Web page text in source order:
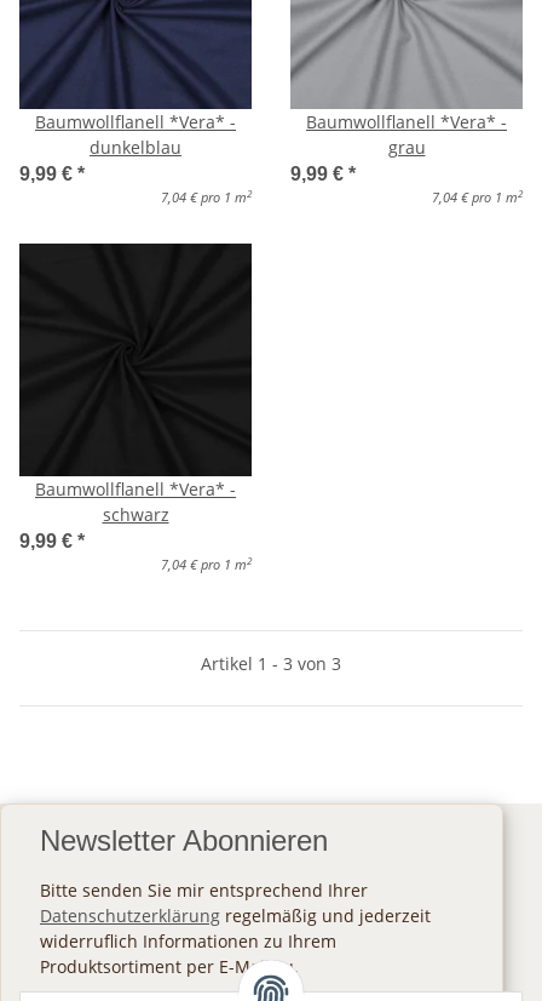
Baumwollflanell *Vera* -
dunkelblau
9,99 € *
7,04 € pro 1 m 2
Baumwollflanell *Vera* -
grau
9,99 € *
7,04 € pro 1 m 2
Baumwollflanell *Vera* -
schwarz
9,99 € *
7,04 € pro 1 m 2
Artikel 1 - 3 von 3
Newsletter Abonnieren
Bitte senden Sie mir entsprechend Ihrer
Datenschutzerklärung regelmäßig und jederzeit
widerruflich Informationen zu Ihrem
Produktsortiment per E-Mail zu.